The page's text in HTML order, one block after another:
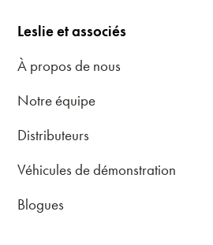
Leslie et associés
À propos de nous
Notre équipe
Distributeurs
Véhicules de démonstration
Blogues